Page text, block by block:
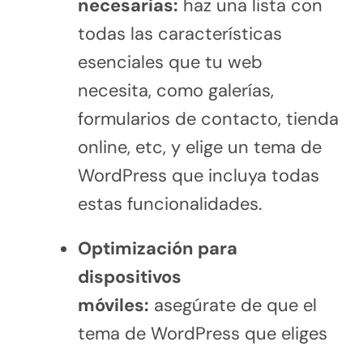
necesarias: haz una lista con
todas las características
esenciales que tu web
necesita, como galerías,
formularios de contacto, tienda
online, etc, y elige un tema de
WordPress que incluya todas
estas funcionalidades.
Optimización para
dispositivos
móviles: asegúrate de que el
tema de WordPress que eliges